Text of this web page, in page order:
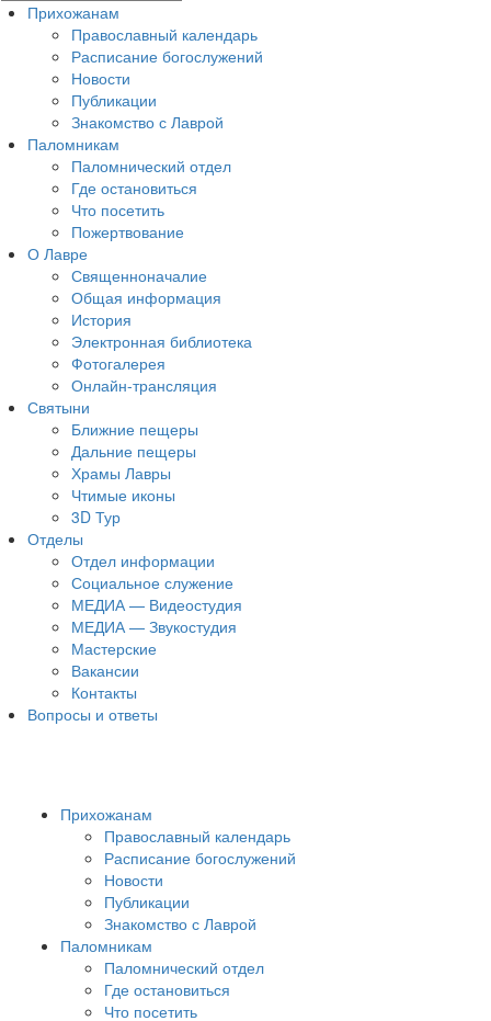
Прихожанам
Православный календарь
Расписание богослужений
Новости
Публикации
Знакомство с Лаврой
Паломникам
Паломнический отдел
Где остановиться
Что посетить
Пожертвование
О Лавре
Священноначалие
Общая информация
История
Электронная библиотека
Фотогалерея
Онлайн-трансляция
Святыни
Ближние пещеры
Дальние пещеры
Храмы Лавры
Чтимые иконы
3D Тур
Отделы
Отдел информации
Социальное служение
МЕДИА — Видеостудия
МЕДИА — Звукостудия
Мастерские
Вакансии
Контакты
Вопросы и ответы
Прихожанам
Православный календарь
Расписание богослужений
Новости
Публикации
Знакомство с Лаврой
Паломникам
Паломнический отдел
Где остановиться
Что посетить